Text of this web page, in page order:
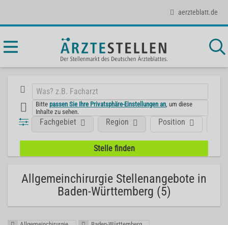
aerzteblatt.de
Bittepassen Sie Ihre Privatsphäre-Einstellungen an , um diese
Inhalte zu sehen.
Position
Fachgebiet Region
Allgemeinchirurgie Stellenangebote in
Baden-Württemberg (5)